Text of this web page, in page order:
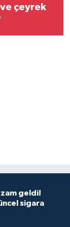
çeyrek
zam geldi!
sigara